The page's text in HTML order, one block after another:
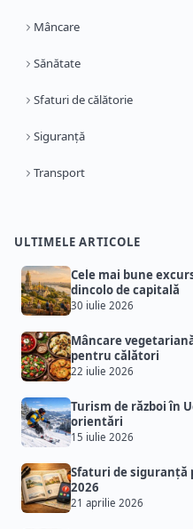
Mâncare
Sănătate
Sfaturi de călătorie
Siguranță
Transport
ULTIMELE ARTICOLE
Cele mai bune
dincolo de capitală
30 iulie 2026
Mâncare
pentru călători
22 iulie 2026
Turism de război în
orientări
15 iulie 2026
Sfaturi de
2026
21 aprilie 2026